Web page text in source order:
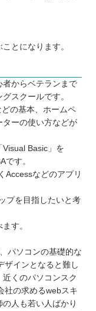
とになります。
者からベテランまで
スクールです。
の基本、ホームペ
ターの使い方などが
Visual Basic」を
です。
Accessなどのアプリ
プを目指したいと考
す。
パソコンの基礎的な
ザインとなると難し
くのパソコンスク
社の求めるwebスキ
人も若い人ばかり